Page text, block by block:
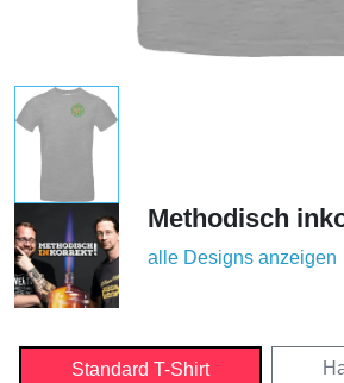
Methodisch
alle Designs anzeigen
Standard T-Shirt